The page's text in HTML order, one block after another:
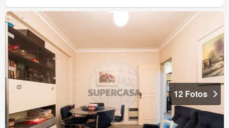
12 Fotos